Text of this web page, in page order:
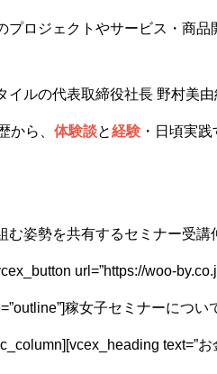
プロジェクトやサービス・商品
イルの代表取締役社長 野村美由
から、 体験談と経験 ・日頃実践
む姿勢を共有するセミナー受講
url=”https://woo-
稼女子セミナーにつ
text=”